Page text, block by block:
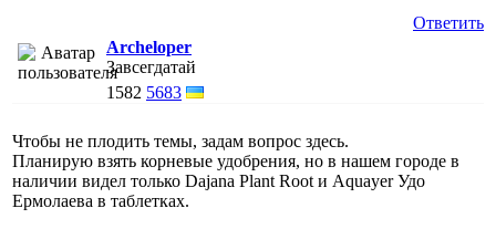
Ответить
Archeloper
Завсегдатай
1582 5683
Чтобы не плодить темы, задам вопрос здесь.
Планирую взять корневые удобрения, но в нашем городе в
наличии видел только Dajana Plant Root и Aquayer Удо
Ермолаева в таблетках.